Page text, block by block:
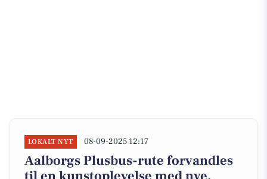
LOKALT NYT 08-09-2025 12:17
Aalborgs Plusbus-rute forvandles